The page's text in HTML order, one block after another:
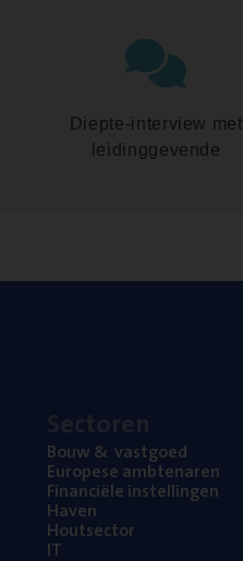
Diepte-interview met
leidinggevende
Bouw& vastgoed
Euro­pe­se ambtenaren
Finan­ci­ë­le instellingen
Haven
Hout­sec­tor
IT